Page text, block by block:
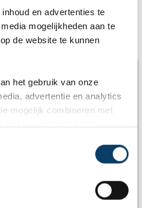
en advertenties te
mogelijkheden aan te
de website te kunnen
het gebruik van onze
advertentie en analytics
mogelijk combineren met
2.Lusaka(hoofdstad)